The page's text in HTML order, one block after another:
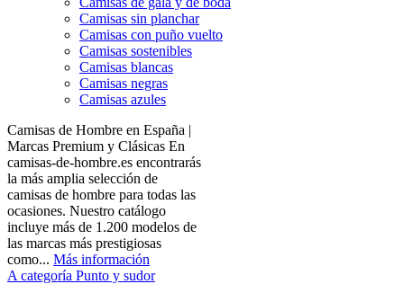
Camisas sin planchar
Camisas con puño vuelto
Camisas sostenibles
Camisas blancas
Camisas negras
Camisas azules
Camisas de Hombre en España |
Marcas Premium y Clásicas En
camisas-de-hombre.es encontrarás
la más amplia selección de
camisas de hombre para todas las
ocasiones. Nuestro catálogo
incluye más de 1.200 modelos de
las marcas más prestigiosas
como... Más información
A categoría Punto y sudor